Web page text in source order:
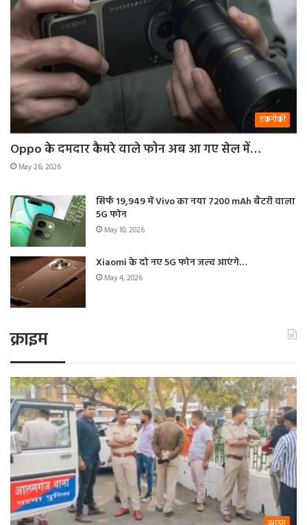
तकनीकी
Oppo के दमदार कैमरे वाले फोन अब आ गए सेल में…
May 26, 2026
सिर्फ 19,949 में Vivo का नया 7200 mAh बैटरी वाला
5G फोन
May 10, 2026
Xiaomi के दो नए 5G फोन जल्द आएंगे…
May 4, 2026
क्राइम